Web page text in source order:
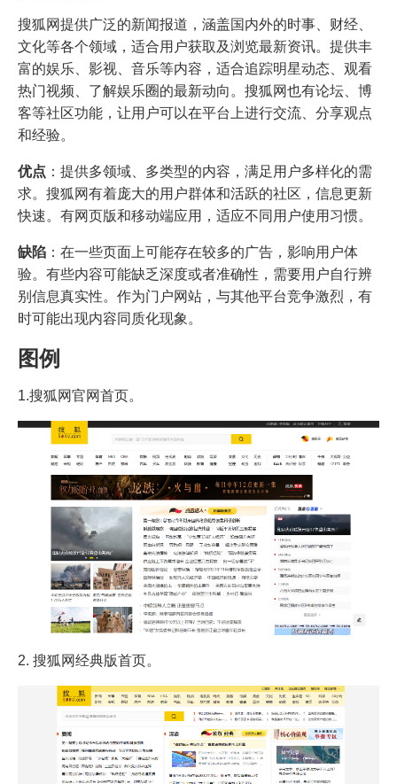
搜狐网提供广泛的新闻报道，涵盖国内外的时事、财经、
文化等各个领域，适合用户获取及浏览最新资讯。提供丰
富的娱乐、影视、音乐等内容，适合追踪明星动态、观看
热门视频、了解娱乐圈的最新动向。搜狐网也有论坛、博
客等社区功能，让用户可以在平台上进行交流、分享观点
和经验。
优点 ：提供多领域、多类型的内容，满足用户多样化的需
求。搜狐网有着庞大的用户群体和活跃的社区，信息更新
快速。有网页版和移动端应用，适应不同用户使用习惯。
缺陷 ：在一些页面上可能存在较多的广告，影响用户体
验。有些内容可能缺乏深度或者准确性，需要用户自行辨
别信息真实性。作为门户网站，与其他平台竞争激烈，有
时可能出现内容同质化现象。
图例
1.搜狐网官网首页。
2. 搜狐网经典版首页。